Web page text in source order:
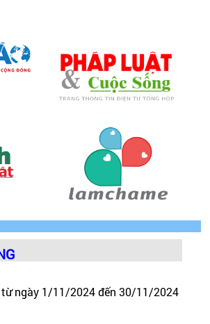
ngày 1/11/2024 đến 30/11/2024